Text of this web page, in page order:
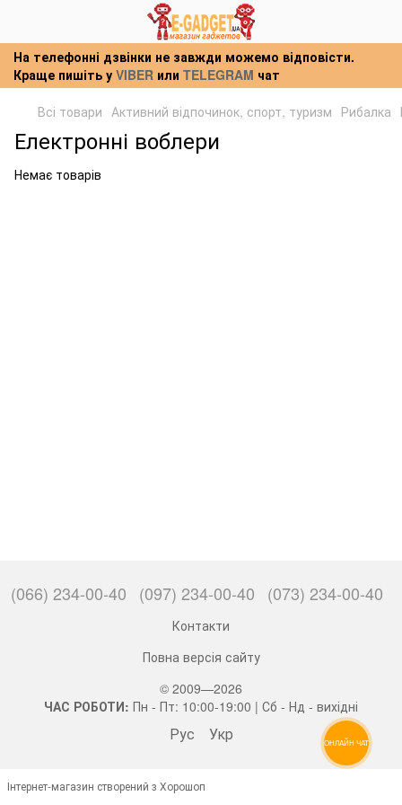
На телефонні дзвінки не завжди можемо відповісти.
Краще пишіть у VIBER или TELEGRAM чат
Всі товари Активний відпочинок, спорт, туризм Рибалка
Електронні воблери
Немає товарів
(066) 234-00-40 (097) 234-00-40 (073) 234-00-40
Контакти
Повна версія сайту
© 2009—2026
ЧАС РОБОТИ: Пн - Пт: 10:00-19:00 | Сб - Нд - вихідні
Рус Укр
Інтернет-магазин створений з Хорошоп
ОНЛАЙН ЧАТ